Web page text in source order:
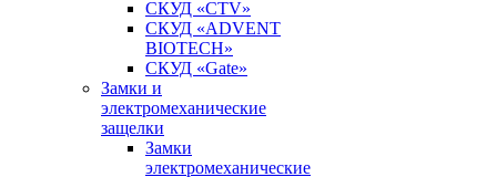
СКУД «CTV»
СКУД «ADVENT
BIOTECH»
СКУД «Gate»
Замки и
электромеханические
защелки
Замки
электромеханические